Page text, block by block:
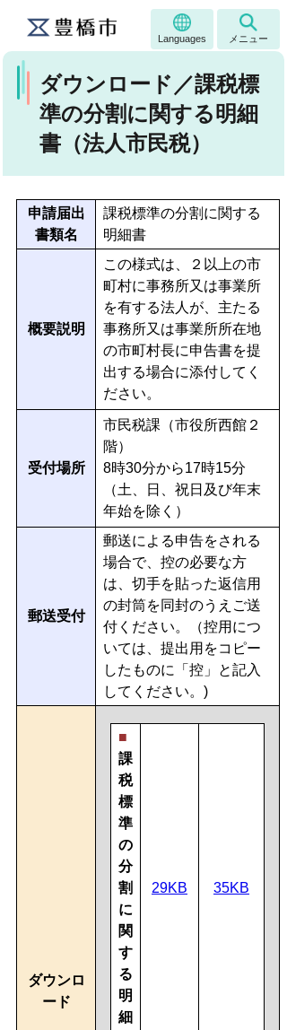
Languages メニュー
ダウンロード／課税標
準の分割に関する明細
書（法人市民税）
申請届出
書類名
課税標準の分割に関する
明細書
概要説明
この様式は、２以上の市
町村に事務所又は事業所
を有する法人が、主たる
事務所又は事業所所在地
の市町村長に申告書を提
出する場合に添付してく
ださい。
受付場所
市民税課（市役所西館２
階）
8時30分から17時15分
（土、日、祝日及び年末
年始を除く）
郵送受付
郵送による申告をされる
場合で、控の必要な方
は、切手を貼った返信用
の封筒を同封のうえご送
付ください。（控用につ
いては、提出用をコピー
したものに「控」と記入
してください。)
ダウンロ
ード
■
課
税
標
準
の
分
割
に
関
す
る
明
細
29KB 35KB